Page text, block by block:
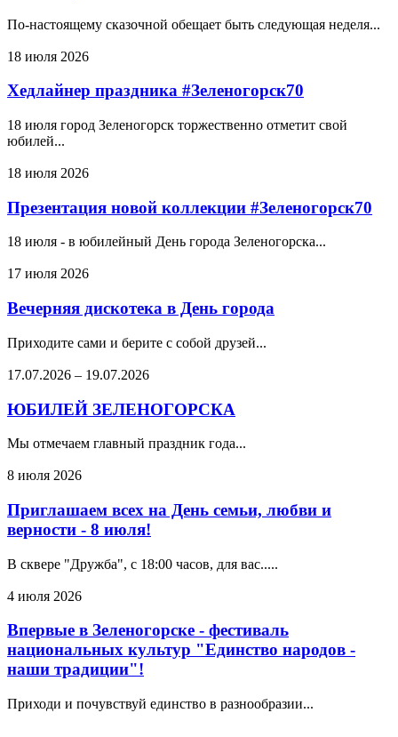
По-настоящему сказочной обещает быть следующая неделя...
18 июля 2026
Хедлайнер праздника #Зеленогорск70
18 июля город Зеленогорск торжественно отметит свой
юбилей...
18 июля 2026
Презентация новой коллекции #Зеленогорск70
18 июля - в юбилейный День города Зеленогорска...
17 июля 2026
Вечерняя дискотека в День города
Приходите сами и берите с собой друзей...
17.07.2026 – 19.07.2026
ЮБИЛЕЙ ЗЕЛЕНОГОРСКА
Мы отмечаем главный праздник года...
8 июля 2026
Приглашаем всех на День семьи, любви и
верности - 8 июля!
В сквере "Дружба", с 18:00 часов, для вас.....
4 июля 2026
Впервые в Зеленогорске - фестиваль
национальных культур "Единство народов -
наши традиции"!
Приходи и почувствуй единство в разнообразии...